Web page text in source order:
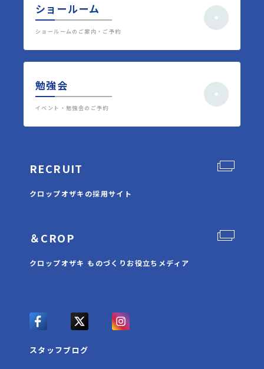
ショールーム
ショールームのご案内・ご予約
勉強会
イベント・勉強会のご予約
RECRUIT
クロップオザキの採用サイト
＆CROP
クロップオザキ ものづくりお役立ちメディア
スタッフブログ